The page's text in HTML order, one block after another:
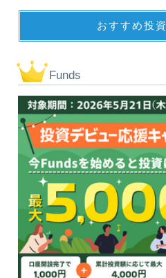
おすすめ投資
Funds